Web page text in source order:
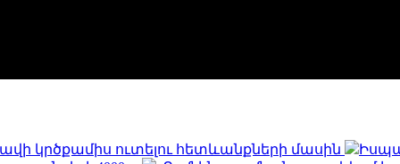
կրծքամիս ուտելու հետևանքների մասին